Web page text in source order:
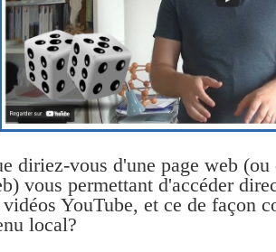
diriez-vous d'une page web
vous permettant d'accéder
vidéos YouTube, et ce de façon
local?